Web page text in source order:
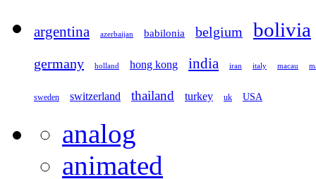
argentina azerbaijan babilonia belgium bolivia
germany holland hong kong india iran italy macau
sweden switzerland thailand turkey uk USA
analog
animated